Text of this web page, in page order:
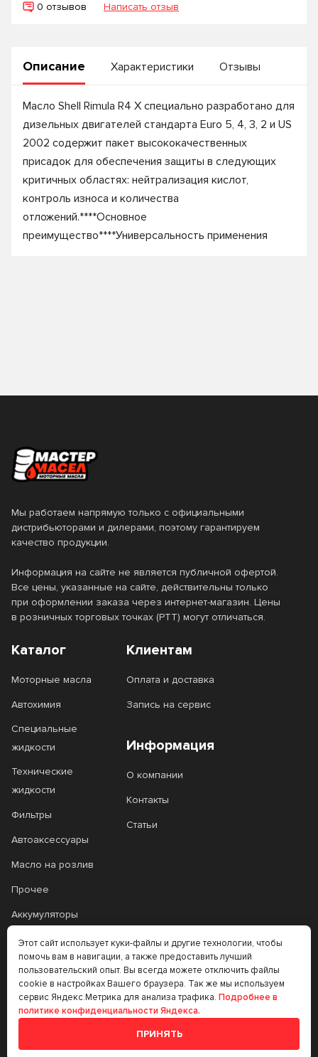
0 отзывов Написать отзыв
Описание Характеристики Отзывы
Масло Shell Rimula R4 X специально разработано для
дизельных двигателей стандарта Euro 5, 4, 3, 2 и US
2002 содержит пакет высококачественных
присадок для обеспечения защиты в следующих
критичных областях: нейтрализация кислот,
контроль износа и количества
отложений.****Основное
преимущество****Универсальность применения
Мы работаем напрямую только с официальными
дистрибьюторами и дилерами, поэтому гарантируем
качество продукции.
Информация на сайте не является публичной офертой.
Все цены, указанные на сайте, действительны только
при оформлении заказа через интернет-магазин. Цены
в розничных торговых точках (РТТ) могут отличаться.
Каталог
Моторные масла
Автохимия
Специальные
жидкости
Технические
жидкости
Фильтры
Автоаксессуары
Масло на розлив
Прочее
Аккумуляторы
Прочее
Трансмиссионные
масла
Аккумуляторы
Клиентам
Оплата и доставка
Запись на сервис
Информация
О компании
Контакты
Статьи
+7 (383) 335-77-99
Этот сайт использует куки-файлы и другие технологии, чтобы
помочь вам в навигации, а также предоставить лучший
пользовательский опыт. Вы всегда можете отключить файлы
cookie в настройках Вашего браузера. Так же мы используем
сервис Яндекс.Метрика для анализа трафика. Подробнее в
политике конфиденциальности Яндекса.
ПРИНЯТЬ